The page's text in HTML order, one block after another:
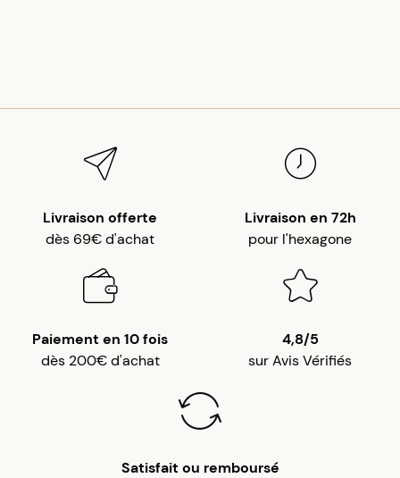
Livraison offerte
dès 69€ d'achat
Livraison en 72h
pour l'hexagone
Paiement en 10 fois
dès 200€ d'achat
4,8/5
sur Avis Vérifiés
Satisfait ou remboursé